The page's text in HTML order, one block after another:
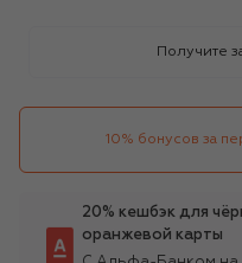
Получите
10% бонусов за
20% кешбэк для
оранжевой карты